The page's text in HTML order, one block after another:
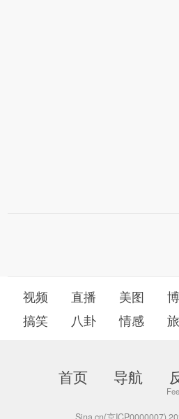
视频 直播 美图
搞笑
八卦 情感
首页 导航